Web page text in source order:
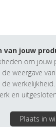
van jouw
om jouw
weergave
werkelijkheid.
en
Plaats in